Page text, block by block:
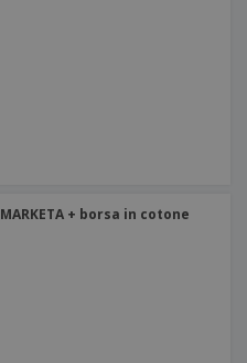
MARKETA + borsa in cotone